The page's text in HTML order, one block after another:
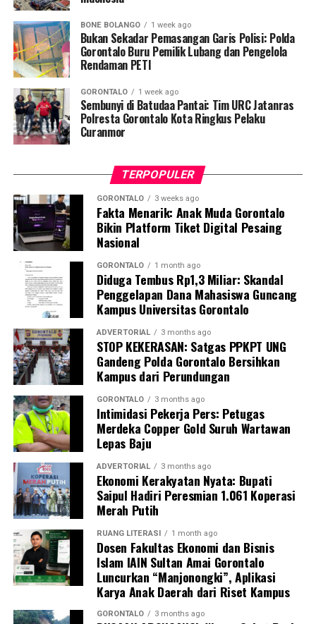
hingga tuntas, serta pengikisan stigma negatif terhadap
penyintas TBC di lingkungan warga.
“Literasi kesehatan warga adalah fondasi utama dalam
memutus rantai penularan TBC. Kami berupaya
menyampaikan edukasi yang persuasif dan mudah
dipahami agar warga tidak ragu melakukan pemeriksaan
apabila mengalami gejala batuk berkepanjangan,”
Selain skrining TBC, mahasiswa turut mendampingi
nakes Puskesmas Talaga Jaya dalam memberikan
pelayanan Cek Kesehatan Gratis (CKG), meliputi
pengukuran tekanan darah, cek kadar gula darah, dan
penapisan faktor risiko penyakit tidak menular (PTM)
sebagai upaya promotif-preventif.
Perwakilan DPL KKN-PK, Dr. dr. Vivien Novarina A.
Kasim, M.Kes., menegaskan bahwa keterlibatan
mahasiswa merupakan bentuk perwujudan Tri Dharma
Perguruan Tinggi dalam mengawal transformasi
layanan kesehatan primer.
“Kehadiran mahasiswa mempercepat jangkauan skema
active case findingTBC yang dicanangkan pemerintah.
Sinergi multisektor antara perguruan tinggi, dinas
kesehatan, puskesmas, dan pemerintah desa seperti
inilah yang menjadi kunci sukses pembentukan
masyarakat sadar sehat,” jelas Dr. Vivien.
Masyarakat Desa Luwoo menyambut antusias agenda
terpadu ini. Ratusan warga memanfaatkan layanan
pemeriksaan kesehatan gratis sekaligus berkonsultasi
mengenai pola hidup bersih dan sehat (PHBS)
pencegahan tuberkulosis.
BONE BOLANGO 1 week ago
Bukan Sekadar Pemasangan Garis Polisi: Polda
Gorontalo Buru Pemilik Lubang dan Pengelola
Rendaman PETI
GORONTALO 1 week ago
Sembunyi di Batudaa Pantai: Tim URC Jatanras
Polresta Gorontalo Kota Ringkus Pelaku
Curanmor
TERPOPULER
GORONTALO 3 weeks ago
Fakta Menarik: Anak Muda Gorontalo
Bikin Platform Tiket Digital Pesaing
Nasional
GORONTALO 1 month ago
Diduga Tembus Rp1,3 Miliar: Skandal
Penggelapan Dana Mahasiswa Guncang
Kampus Universitas Gorontalo
ADVERTORIAL 3 months ago
STOP KEKERASAN: Satgas PPKPT UNG
Gandeng Polda Gorontalo Bersihkan
Kampus dari Perundungan
GORONTALO 3 months ago
Intimidasi Pekerja Pers: Petugas
Merdeka Copper Gold Suruh Wartawan
Lepas Baju
ADVERTORIAL 3 months ago
Ekonomi Kerakyatan Nyata: Bupati
Saipul Hadiri Peresmian 1.061 Koperasi
Merah Putih
RUANG LITERASI 1 month ago
Dosen Fakultas Ekonomi dan Bisnis
Islam IAIN Sultan Amai Gorontalo
Luncurkan “Manjonongki”, Aplikasi
Karya Anak Daerah dari Riset Kampus
GORONTALO 3 months ago